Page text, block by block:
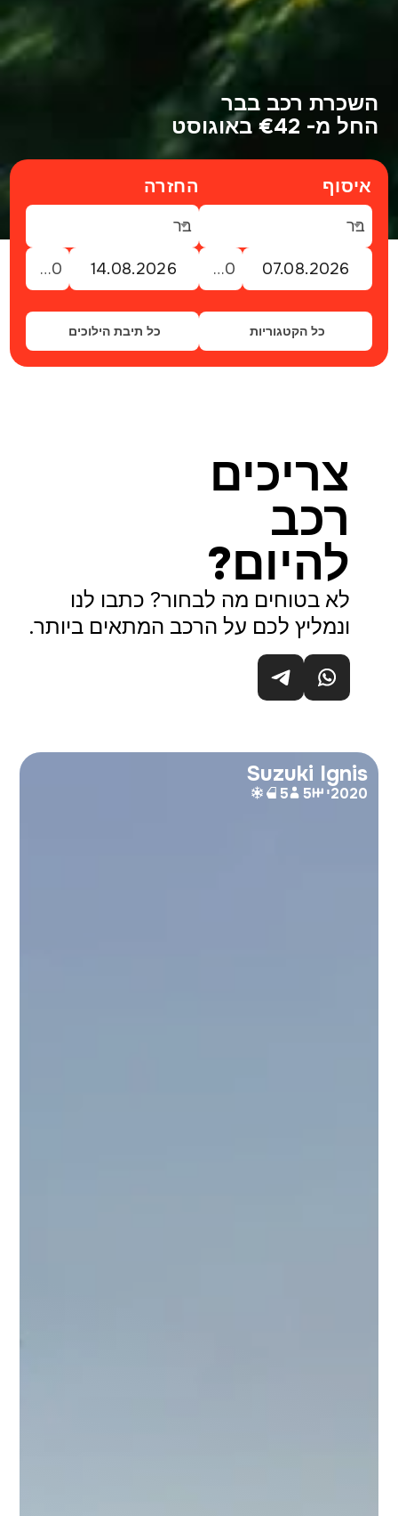
השכרת רכב בבר
החל מ- €42 באוגוסט
איסוף
בר
23:00
החזרה
בר
23:00
כל הקטגוריות כל תיבת הילוכים
צריכים
רכב
להיום?
לא בטוחים מה לבחור? כתבו לנו
ונמליץ לכם על הרכב המתאים ביותר.
Suzuki Ignis
2020 י 5
5